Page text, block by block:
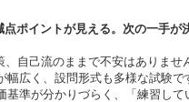
ポイントが見える。次の一手が
自己流のままで不安はありませ
幅広く、設問形式も多様な試験で
基準が分かりづらく、「練習して